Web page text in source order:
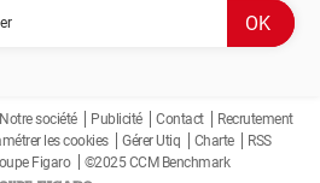
Notre société Publicité Contact
Recrutement
les cookies Gérer Utiq Charte
RSS
Figaro ©2025 CCM Benchmark